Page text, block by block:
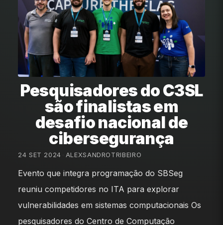
Pesquisadores do C3SL
são finalistas em
desafio nacional de
cibersegurança
24 SET 2024 ALEXSANDROTRIBEIRO
Evento que integra programação do SBSeg
reuniu competidores no ITA para explorar
vulnerabilidades em sistemas computacionais Os
pesquisadores do Centro de Computação